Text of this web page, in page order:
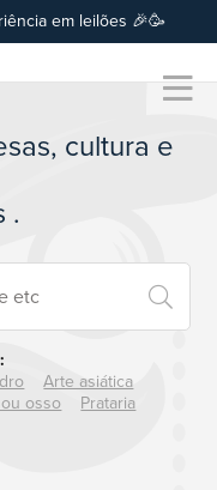
em leilões 🎉🥳
cultura e
.
Arte asiática
osso
Prataria